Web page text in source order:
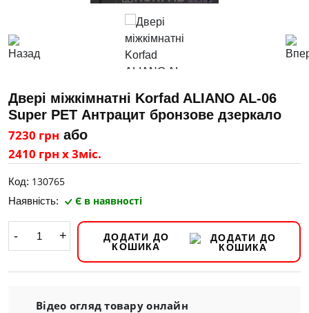
Двері міжкімнатні Korfad ALIANO AL-06
Super PET Антрацит бронзове дзеркало
7230 грн або
2410 грн х 3міс.
Код: 130765
Наявність: Є в наявності
- +
ДОДАТИ ДО
КОШИКА
Відео огляд товару онлайн